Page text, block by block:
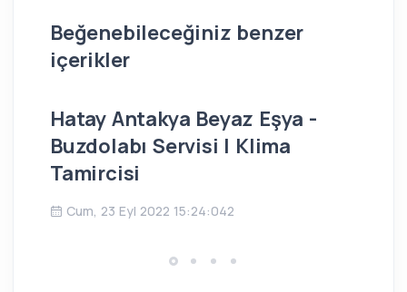
Beğenebileceğiniz benzer
içerikler
Hatay Antakya Beyaz Eşya -
Buzdolabı Servisi | Klima
Tamircisi
Cum, 23 Eyl 2022 15:24:042